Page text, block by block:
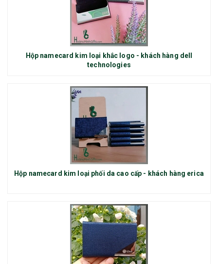
Hộp namecard kim loại khắc logo - khách hàng dell
technologies
Hộp namecard kim loại phối da cao cấp - khách hàng erica